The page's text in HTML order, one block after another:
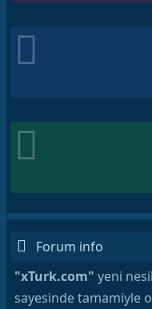
Forum info
"xTurk.com" yeni
sayesinde tamamiyle